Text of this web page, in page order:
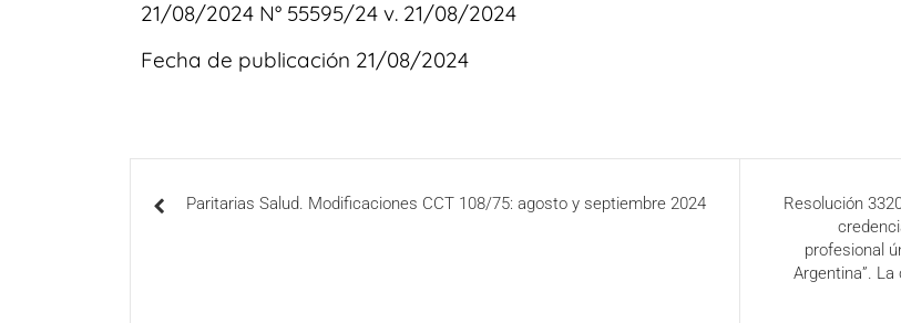
21/08/2024 N° 55595/24 v. 21/08/2024
Fecha de publicación 21/08/2024
Paritarias Salud. Modificaciones CCT 108/75: agosto y septiembre 2024
Resolución
profesional
Argentina”.